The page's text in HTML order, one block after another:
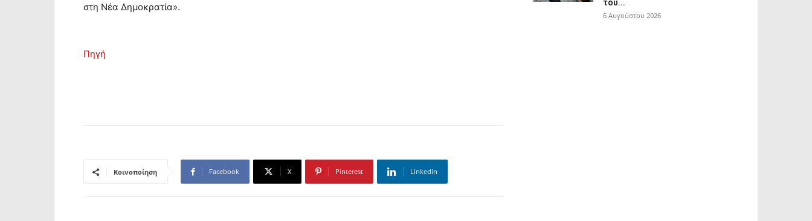
στη Νέα Δημοκρατία».
Πηγή
Κοινοποίηση Facebook X Pinterest Linkedin
του...
6 Αυγούστου 2026